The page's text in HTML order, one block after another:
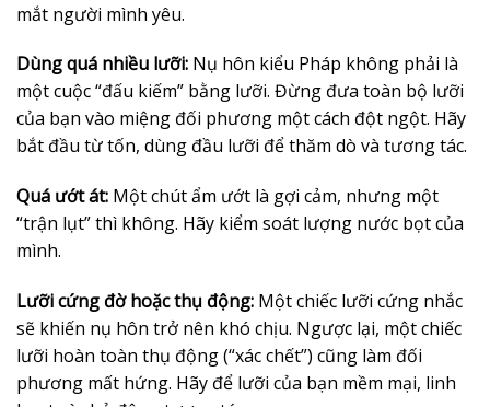
mắt người mình yêu.
Dùng quá nhiều lưỡi: Nụ hôn kiểu Pháp không phải là
một cuộc “đấu kiếm” bằng lưỡi. Đừng đưa toàn bộ lưỡi
của bạn vào miệng đối phương một cách đột ngột. Hãy
bắt đầu từ tốn, dùng đầu lưỡi để thăm dò và tương tác.
Quá ướt át: Một chút ẩm ướt là gợi cảm, nhưng một
“trận lụt” thì không. Hãy kiểm soát lượng nước bọt của
mình.
Lưỡi cứng đờ hoặc thụ động: Một chiếc lưỡi cứng nhắc
sẽ khiến nụ hôn trở nên khó chịu. Ngược lại, một chiếc
lưỡi hoàn toàn thụ động (“xác chết”) cũng làm đối
phương mất hứng. Hãy để lưỡi của bạn mềm mại, linh